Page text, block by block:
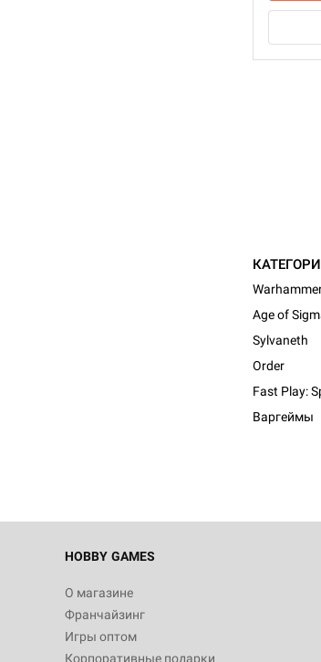
Age of
Sylvaneth
Order
Fast Play:
Варгеймы
HOBBY GAMES
О магазине
Франчайзинг
Игры оптом
Корпоративные подарки
Настольная игра Hobby World Журнал
"Мир фантастики. Спецвыпуск: Братья
империи: Боевая тревога
799
Настольная игра Hobby World Сумерки
империи. Четвёртая редакция: Грозовой